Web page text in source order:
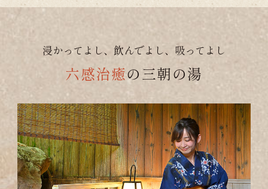
浸かってよし、飲んでよし、吸ってよし
六感治癒の三朝の湯